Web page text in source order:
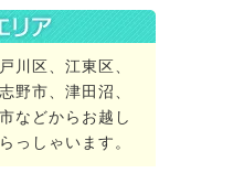
川区、江東区、
野市、津田沼、
などからお越し
っしゃいます。